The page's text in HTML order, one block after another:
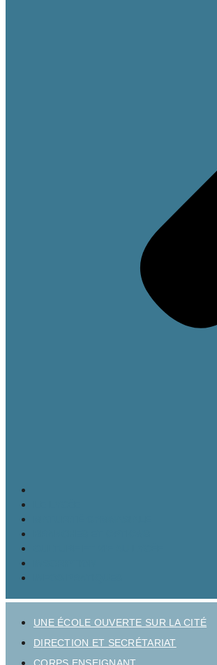
UNE ÉCOLE OUVERTE SUR LA CITÉ
DIRECTION ET SECRÉTARIAT